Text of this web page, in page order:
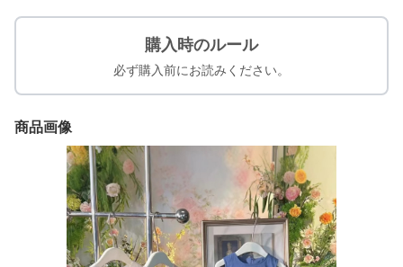
購入時のルール
必ず購入前にお読みください。
商品画像